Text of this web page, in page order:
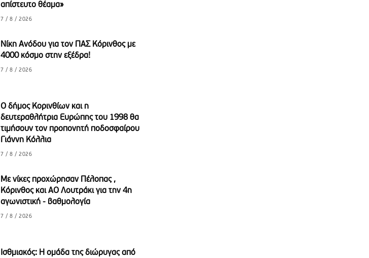
απίστευτο θέαμα»
7 / 8 / 2026
Νίκη Ανόδου για τον ΠΑΣ Κόρινθος με
4000 κόσμο στην εξέδρα!
7 / 8 / 2026
Ο δήμος Κορινθίων και η
δευτεραθλήτρια Ευρώπης του 1998 θα
τιμήσουν τον προπονητή ποδοσφαίρου
Γιάννη Κόλλια
7 / 8 / 2026
Με νίκες προχώρησαν Πέλοπας ,
Κόρινθος και ΑΟ Λουτράκι για την 4η
αγωνιστική - βαθμολογία
7 / 8 / 2026
Ισθμιακός: Η ομάδα της διώρυγας από